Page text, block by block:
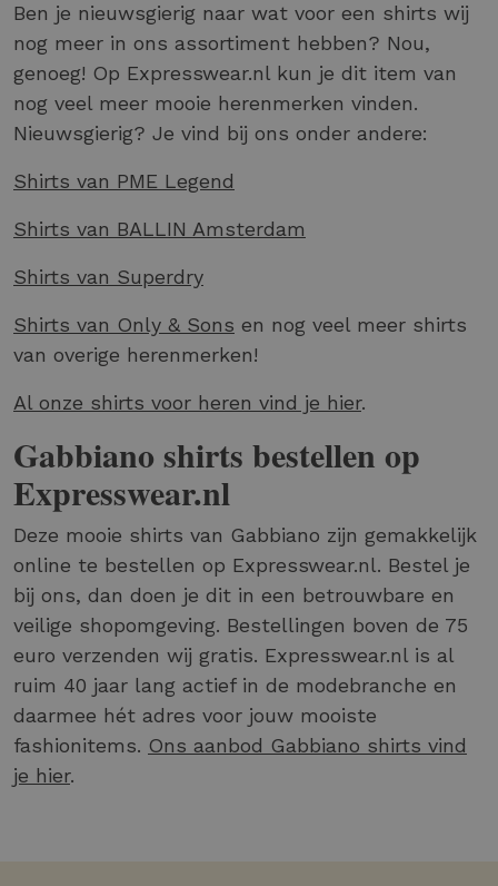
Ben je nieuwsgierig naar wat voor een shirts wij
nog meer in ons assortiment hebben? Nou,
genoeg! Op Expresswear.nl kun je dit item van
nog veel meer mooie herenmerken vinden.
Nieuwsgierig? Je vind bij ons onder andere:
Shirts van PME Legend
Shirts van BALLIN Amsterdam
Shirts van Superdry
Shirts van Only & Sons en nog veel meer shirts
van overige herenmerken!
Al onze shirts voor heren vind je hier.
Gabbiano shirts bestellen op
Expresswear.nl
Deze mooie shirts van Gabbiano zijn gemakkelijk
online te bestellen op Expresswear.nl. Bestel je
bij ons, dan doen je dit in een betrouwbare en
veilige shopomgeving. Bestellingen boven de 75
euro verzenden wij gratis. Expresswear.nl is al
ruim 40 jaar lang actief in de modebranche en
daarmee hét adres voor jouw mooiste
fashionitems. Ons aanbod Gabbiano shirts vind
je hier.